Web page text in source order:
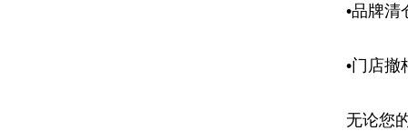
•品牌
•门店
无论您